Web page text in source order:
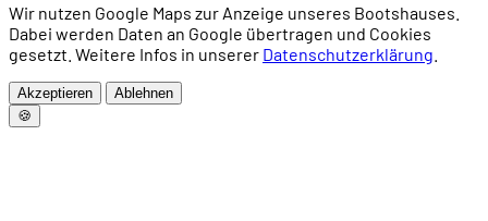
Wir nutzen Google Maps zur Anzeige unseres Bootshauses.
Dabei werden Daten an Google übertragen und Cookies
gesetzt. Weitere Infos in unserer Datenschutzerklärung
Akzeptieren
Ablehnen
🍪